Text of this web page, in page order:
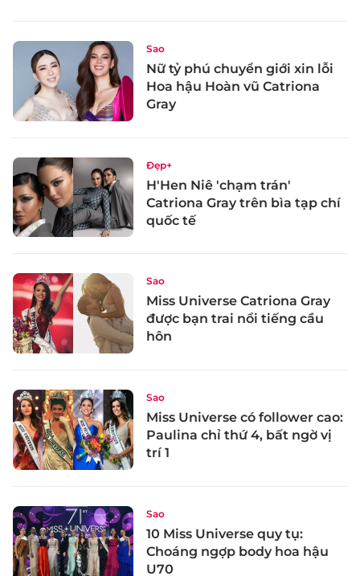
Sao
Nữ tỷ phú chuyển giới xin lỗi
Hoa hậu Hoàn vũ Catriona
Gray
Đẹp+
H'Hen Niê 'chạm trán'
Catriona Gray trên bìa tạp chí
quốc tế
Sao
Miss Universe Catriona Gray
được bạn trai nổi tiếng cầu
hôn
Sao
Miss Universe có follower cao:
Paulina chỉ thứ 4, bất ngờ vị
trí 1
Sao
10 Miss Universe quy tụ:
Choáng ngợp body hoa hậu
U70